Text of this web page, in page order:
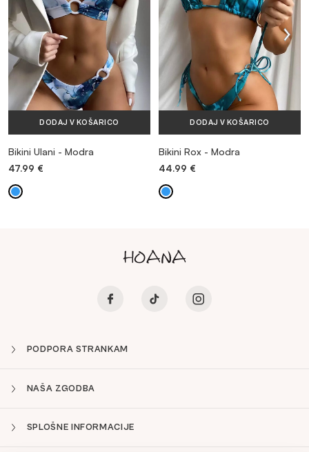
DODAJ V KOŠARICO
Bikini Ulani - Modra
47.99 €
DODAJ V KOŠARICO
Bikini Rox - Modra
44.99 €
PODPORA STRANKAM
NAŠA ZGODBA
SPLOŠNE INFORMACIJE